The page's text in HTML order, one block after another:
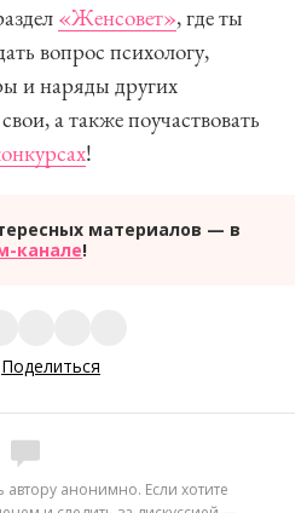
«Женсовет», где ты
вопрос психологу,
и наряды других
а также поучаствовать
!
материалов — в
канале!
Поделиться
автору анонимно. Если хотите